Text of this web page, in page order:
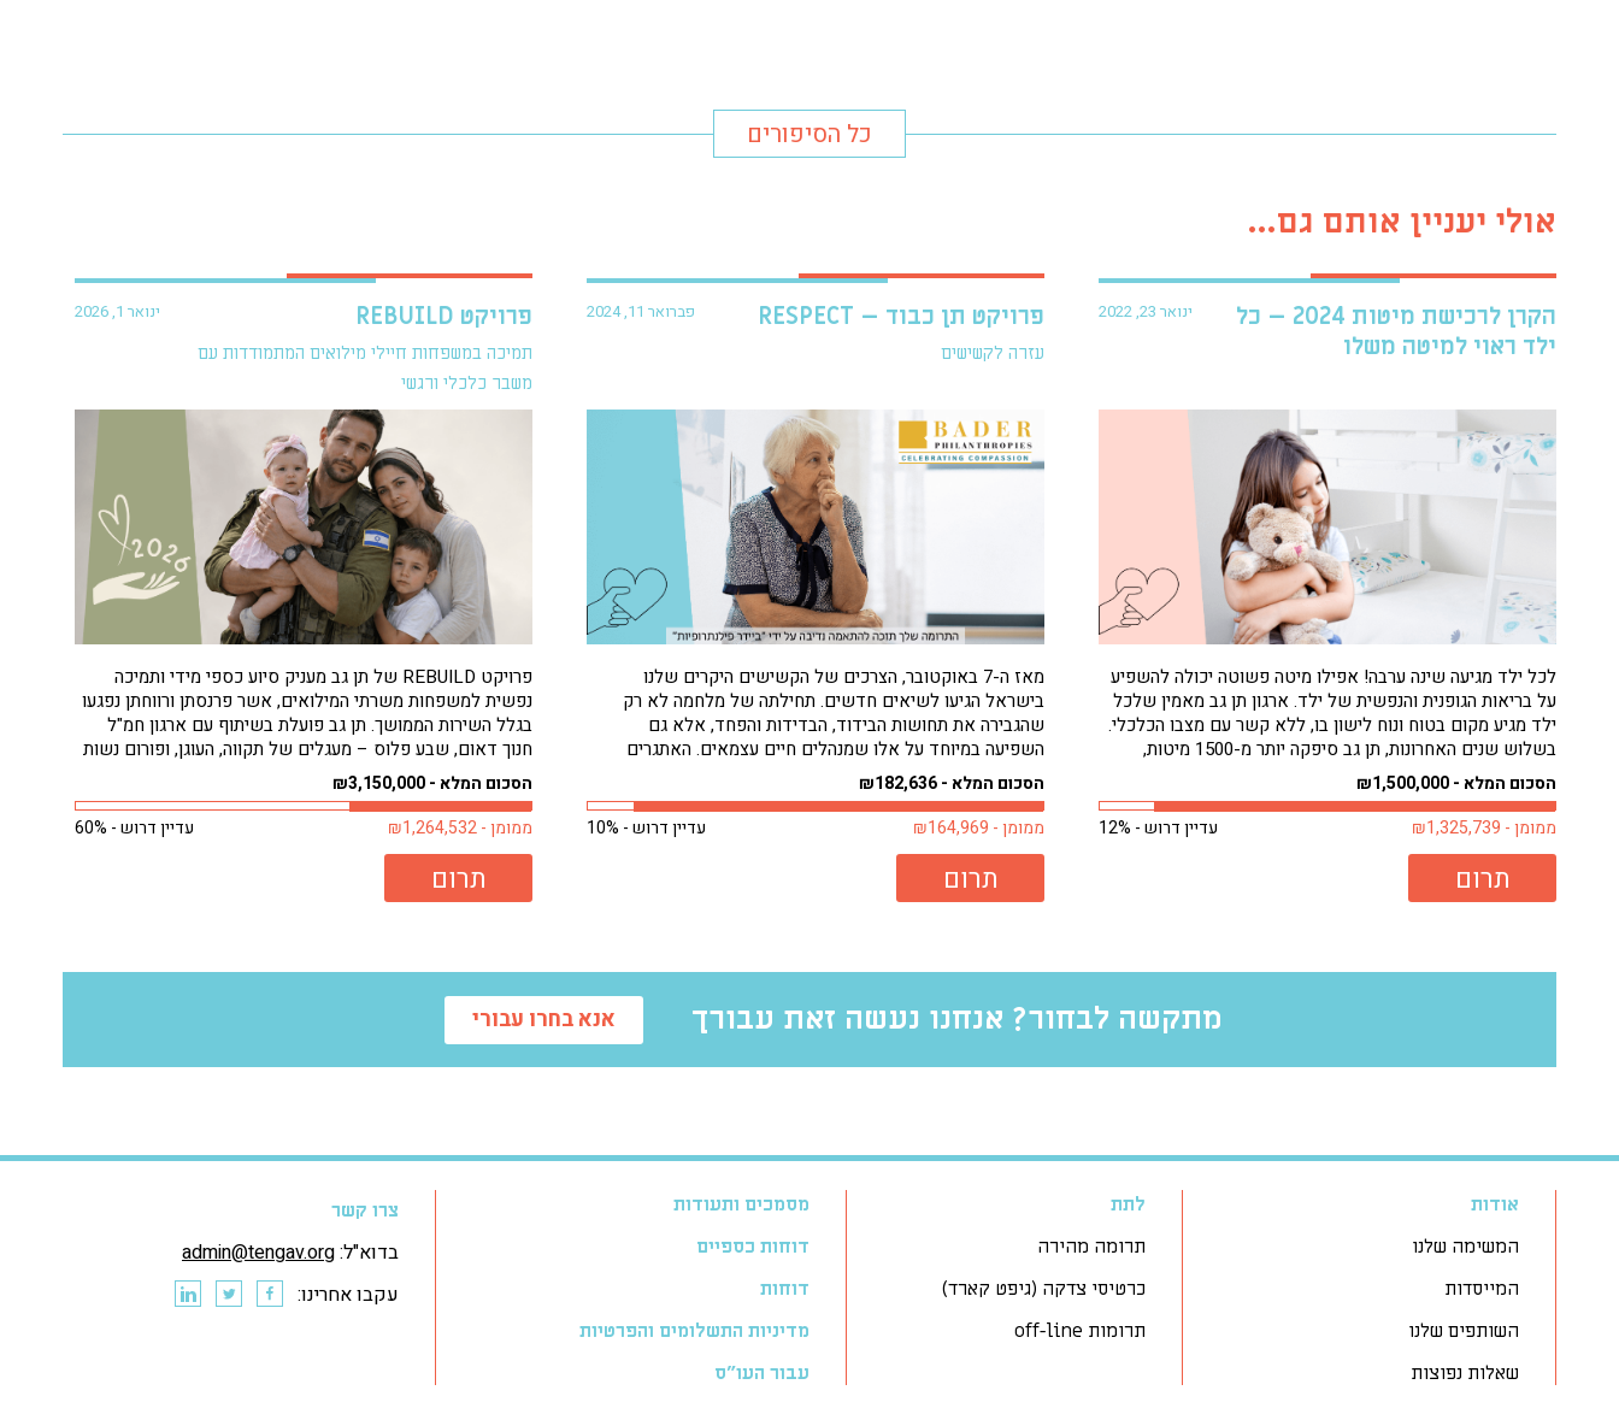
כל הסיפורים
אולי יעניין אותם גם...
ינואר 23, 2022
הקרן לרכישת מיטות 2024 – כל
ילד ראוי למיטה משלו
לכל ילד מגיעה שינה ערבה! אפילו מיטה פשוטה יכולה להשפיע
על בריאות הגופנית והנפשית של ילד. ארגון תן גב מאמין שלכל
ילד מגיע מקום בטוח ונוח לישון בו, ללא קשר עם מצבו הכלכלי.
בשלוש שנים האחרונות, תן גב סיפקה יותר מ-1500 מיטות,
בעיקר לילדים. רבים מילדים אלה היו ישנים על...
הסכום המלא - ₪1,500,000
עדיין דרוש - 12%
ממומן - ₪1,325,739
תרום
פברואר 11, 2024 פרויקט תן כבוד – RESPECT
עזרה לקשישים
מאז ה-7 באוקטובר, הצרכים של הקשישים היקרים שלנו
בישראל הגיעו לשיאים חדשים. תחילתה של מלחמה לא רק
שהגבירה את תחושות הבידוד, הבדידות והפחד, אלא גם
השפיעה במיוחד על אלו שמנהלים חיים עצמאים. האתגרים
להסתדר לבד גדולים עכשיו מאי פעם. וכאילו לא די בכך, חורף
קר באופן בלתי צפוי רק החמיר...
הסכום המלא - ₪182,636
עדיין דרוש - 10%
ממומן - ₪164,969
תרום
ינואר 1, 2026 פרויקט REBUILD
תמיכה במשפחות חיילי מילואים המתמודדות עם
משבר כלכלי ורגשי
פרויקט REBUILD של תן גב מעניק סיוע כספי מידי ותמיכה
נפשית למשפחות משרתי המילואים, אשר פרנסתן ורווחתן נפגעו
בגלל השירות הממושך. תן גב פועלת בשיתוף עם ארגון חמ"ל
חנוך דאום, שבע פלוס – מעגלים של תקווה, העוגן, ופורום נשות
המילואימניקים, כדי להבטיח סיוע מהיר ונגיש למשפחות
הזקוקות לו ביותר, ללא...
הסכום המלא - ₪3,150,000
עדיין דרוש - 60%
ממומן - ₪1,264,532
תרום
מתקשה לבחור? אנחנו נעשה זאת עבורך אנא בחרו עבורי
אודות
המשימה שלנו
המייסדות
השותפים שלנו
שאלות נפוצות
לתת
תרומה מהירה
כרטיסי צדקה (גיפט קארד)
תרומות off-line
מסמכים ותעודות
דוחות כספיים
דוחות
מדיניות התשלומים והפרטיות
עבור העו״ס
צרו קשר
בדוא"ל:admin@tengav.org
עקבו אחרינו: